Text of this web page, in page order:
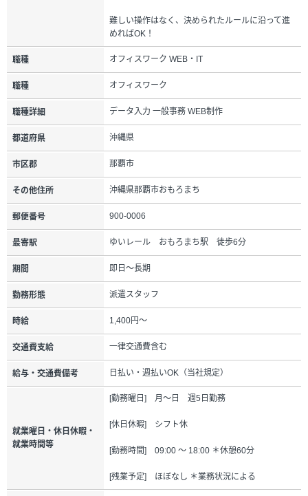
難しい操作はなく、決められたルールに沿って進
めればOK！
職種 オフィスワーク WEB・IT
職種 オフィスワーク
職種詳細 データ入力 一般事務 WEB制作
都道府県 沖縄県
市区郡 那覇市
その他住所 沖縄県那覇市おもろまち
郵便番号 900-0006
最寄駅 ゆいレール おもろまち駅 徒歩6分
期間 即日～長期
勤務形態 派遣スタッフ
時給 1,400円～
交通費支給 一律交通費含む
給与・交通費備考 日払い・週払いOK（当社規定）
就業曜日・休日休暇・
就業時間等
[勤務曜日] 月～日 週5日勤務
[休日休暇] シフト休
[勤務時間] 09:00 ～ 18:00 ＊休憩60分
[残業予定] ほぼなし ＊業務状況による